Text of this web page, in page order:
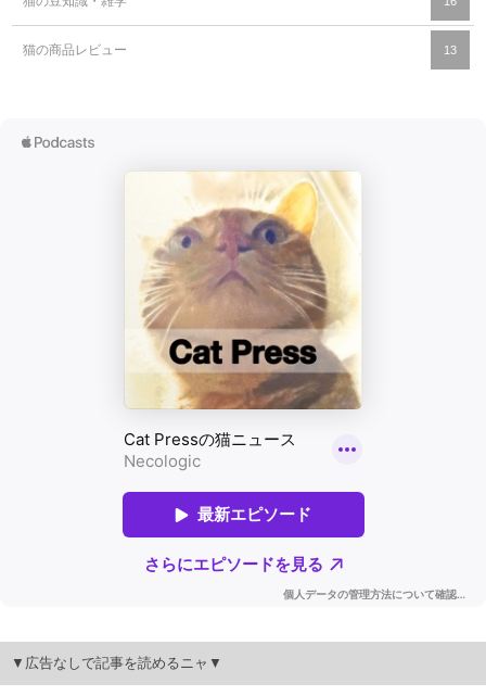
猫の商品レビュー 13
▼広告なしで記事を読めるニャ▼